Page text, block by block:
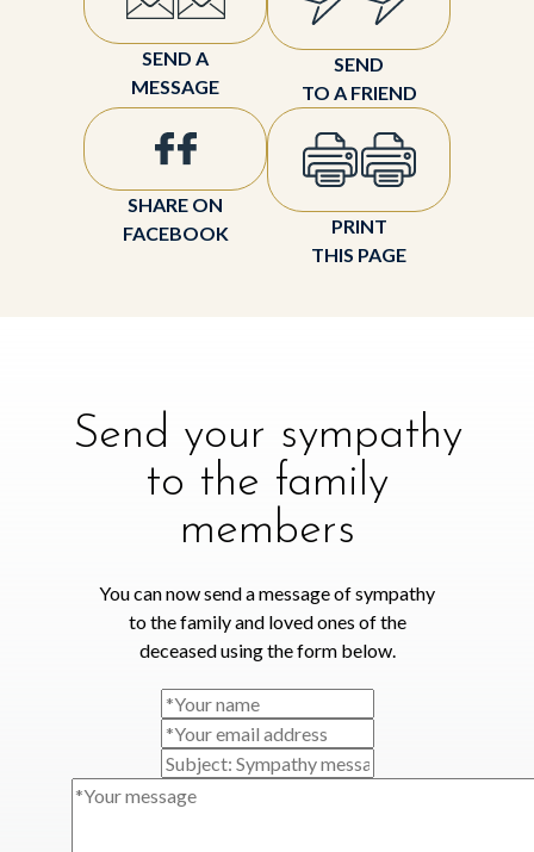
SEND A
MESSAGE
SEND
TO A FRIEND
SHARE ON
FACEBOOK
PRINT
THIS PAGE
Send your sympathy
to the family
members
You can now send a message of sympathy
to the family and loved ones of the
deceased using the form below.